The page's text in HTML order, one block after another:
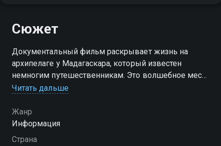
Сюжет
Документальный фильм раскрывает жизнь на
архипелаге у Мадагаскара, который известен
немногим путешественникам. Это волшебное место
населено только птицами и несколькими рыбаками.
цивилизации уголке
Читать дальше
Жанр
Информация
Страна